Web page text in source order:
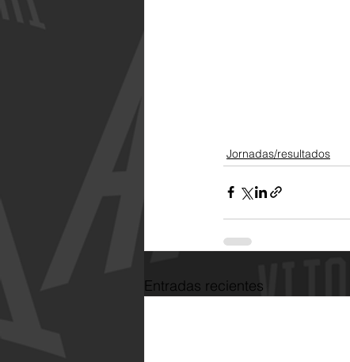
Jornadas/resultados
Entradas recientes